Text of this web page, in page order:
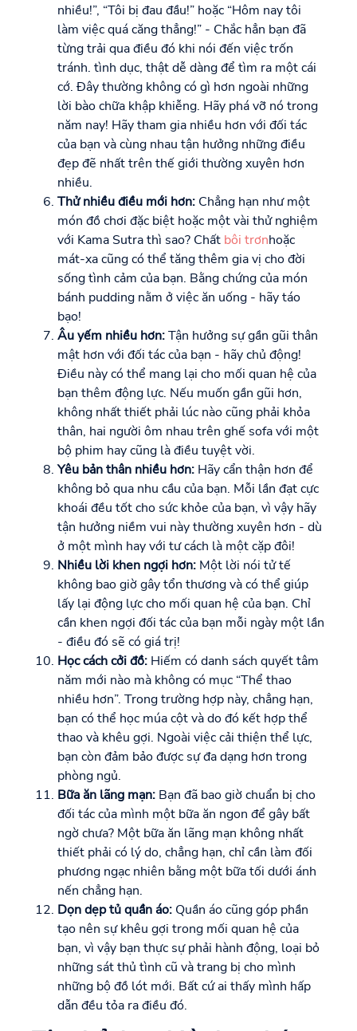
nhiều!”, “Tôi bị đau đầu!” hoặc “Hôm nay tôi
làm việc quá căng thẳng!” - Chắc hẳn bạn đã
từng trải qua điều đó khi nói đến việc trốn
tránh. tình dục, thật dễ dàng để tìm ra một cái
cớ. Đây thường không có gì hơn ngoài những
lời bào chữa khập khiễng. Hãy phá vỡ nó trong
năm nay! Hãy tham gia nhiều hơn với đối tác
của bạn và cùng nhau tận hưởng những điều
đẹp đẽ nhất trên thế giới thường xuyên hơn
nhiều.
Thử nhiều điều mới hơn: Chẳng hạn như một
món đồ chơi đặc biệt hoặc một vài thử nghiệm
với Kama Sutra thì sao? Chất bôi trơnhoặc
mát-xa cũng có thể tăng thêm gia vị cho đời
sống tình cảm của bạn. Bằng chứng của món
bánh pudding nằm ở việc ăn uống - hãy táo
bạo!
Âu yếm nhiều hơn:Tận hưởng sự gần gũi thân
mật hơn với đối tác của bạn - hãy chủ động!
Điều này có thể mang lại cho mối quan hệ của
bạn thêm động lực. Nếu muốn gần gũi hơn,
không nhất thiết phải lúc nào cũng phải khỏa
thân, hai người ôm nhau trên ghế sofa với một
bộ phim hay cũng là điều tuyệt vời.
Yêu bản thân nhiều hơn: Hãy cẩn thận hơn để
không bỏ qua nhu cầu của bạn. Mỗi lần đạt cực
khoái đều tốt cho sức khỏe của bạn, vì vậy hãy
tận hưởng niềm vui này thường xuyên hơn - dù
ở một mình hay với tư cách là một cặp đôi!
Nhiều lời khen ngợi hơn: Một lời nói tử tế
không bao giờ gây tổn thương và có thể giúp
lấy lại động lực cho mối quan hệ của bạn. Chỉ
cần khen ngợi đối tác của bạn mỗi ngày một lần
- điều đó sẽ có giá trị!
Học cách cởi đồ: Hiếm có danh sách quyết tâm
năm mới nào mà không có mục “Thể thao
nhiều hơn”. Trong trường hợp này, chẳng hạn,
bạn có thể học múa cột và do đó kết hợp thể
thao và khêu gợi. Ngoài việc cải thiện thể lực,
bạn còn đảm bảo được sự đa dạng hơn trong
phòng ngủ.
Bữa ăn lãng mạn: Bạn đã bao giờ chuẩn bị cho
đối tác của mình một bữa ăn ngon để gây bất
ngờ chưa? Một bữa ăn lãng mạn không nhất
thiết phải có lý do, chẳng hạn, chỉ cần làm đối
phương ngạc nhiên bằng một bữa tối dưới ánh
nến chẳng hạn.
Dọn dẹp tủ quần áo: Quần áo cũng góp phần
tạo nên sự khêu gợi trong mối quan hệ của
bạn, vì vậy bạn thực sự phải hành động, loại bỏ
những sát thủ tình cũ và trang bị cho mình
những bộ đồ lót mới. Bất cứ ai thấy mình hấp
dẫn đều tỏa ra điều đó.